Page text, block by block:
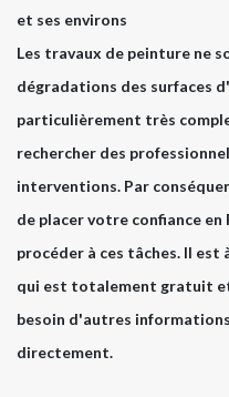
et ses environs
Les travaux de peinture ne
dégradations des surfaces
particulièrement très
rechercher des
interventions. Par
de placer votre confiance en
procéder à ces tâches. Il
qui est totalement gratuit et
besoin d'autres
directement.